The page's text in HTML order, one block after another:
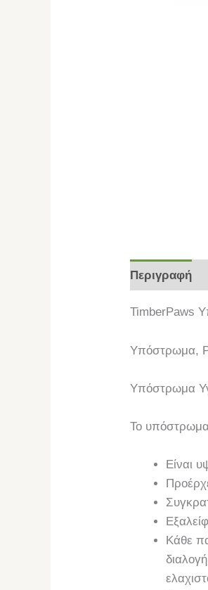
Περιγραφή
TimberPaws
Υπόστρωμα,
Υπόστρωμα
Το
Είναι
Κάθε